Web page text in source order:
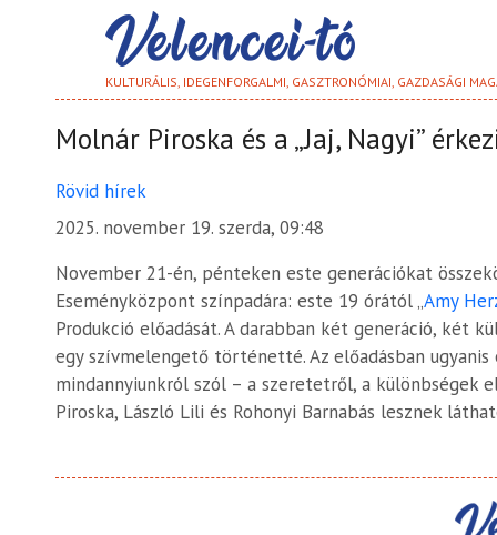
KULTURÁLIS, IDEGENFORGALMI, GASZTRONÓMIAI, GAZDASÁGI
Molnár Piroska és a „Jaj, Nagyi”
Rövid hírek
2025. november 19. szerda, 09:48
November 21-én, pénteken este generációkat
Eseményközpont színpadára: este 19 órától „Amy
Produkció előadását. A darabban két generáció, két
egy szívmelengető történetté. Az előadásban
mindannyiunkról szól – a szeretetről, a különbségek
Piroska, László Lili és Rohonyi Barnabás lesznek